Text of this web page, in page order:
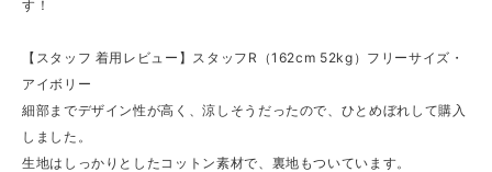
す！
【スタッフ 着用レビュー】スタッフR（162cm 52kg）フリーサイズ・
アイボリー
細部までデザイン性が高く、涼しそうだったので、ひとめぼれして購入
しました。
生地はしっかりとしたコットン素材で、裏地もついています。